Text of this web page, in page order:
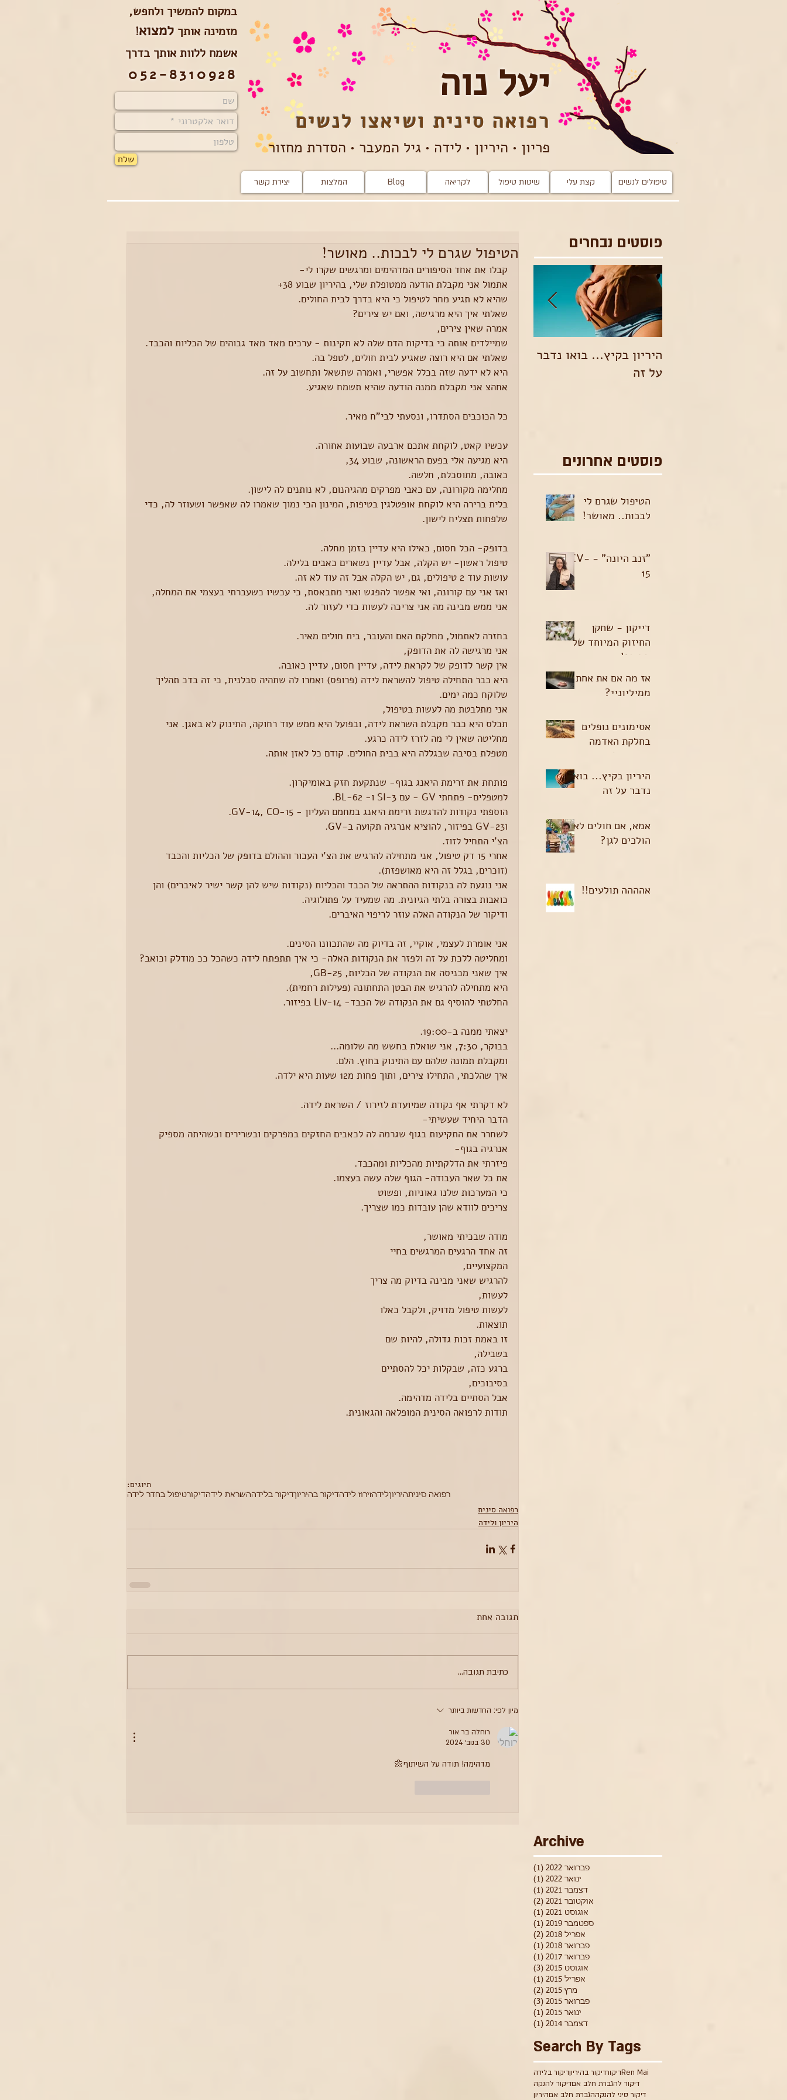
במקום להמשיך ולחפש,
מזמינה אותך למצוא!
אשמח ללוות אותך בדרך
052-8310928
שלח
יעל נוה
רפואה סינית ושיאצו​​ לנשים
פריון • היריון • לידה • גיל המעבר • הסדרת מחזור
יצירת קשר המלצות Blog לקריאה שיטות טיפול קצת עלי טיפולים לנשים
הטיפול שגרם לי לבכות.. מאושר!
קבלו את אחד הסיפורים המדהימים ומרגשים שקרו לי-
אתמול אני מקבלת הודעה ממטופלת שלי, בהיריון שבוע 38+
שהיא לא תגיע מחר לטיפול כי היא בדרך לבית החולים.
שאלתי איך היא מרגישה, ואם יש צירים?
אמרה שאין צירים,
שמיילדים אותה כי בדיקות הדם שלה לא תקינות - ערכים מאד מאד גבוהים של הכליות והכבד.
שאלתי אם היא רוצה שאגיע לבית חולים, לטפל בה.
היא לא ידעה שזה בכלל אפשרי, ואמרה שתשאל ותחשוב על זה.
אחהצ אני מקבלת ממנה הודעה שהיא תשמח שאגיע.
כל הכוכבים הסתדרו, ונסעתי לבי"ח מאיר.
עכשיו קאט, לוקחת אתכם ארבעה שבועות אחורה.
היא מגיעה אלי בפעם הראשונה, שבוע 34,
כאובה, מתוסכלת, חלשה.
מחלימה מקורונה, עם כאבי מפרקים מהגיהנום, לא נותנים לה לישון.
בלית ברירה היא לוקחת אופטלגין בטיפות, המינון הכי נמוך שאמרו לה שאפשר ושעוזר לה, כדי
שלפחות תצליח לישון.
בדופק- הכל חסום, כאילו היא עדיין בזמן מחלה.
טיפול ראשון- יש הקלה, אבל עדיין נשארים כאבים בלילה.
עושות עוד 2 טיפולים, גם, יש הקלה אבל זה עוד לא זה.
ואז אני עם קורונה, ואי אפשר להפגש ואני מתבאסת, כי עכשיו כשעברתי בעצמי את המחלה,
אני ממש מבינה מה אני צריכה לעשות כדי לעזור לה.
בחזרה לאתמול, מחלקת האם והעובר, בית חולים מאיר.
אני מרגישה לה את הדופק,
אין קשר לדופק של לקראת לידה, עדיין חסום, עדיין כאובה.
היא כבר התחילה טיפול להשראת לידה (פרופס) ואמרו לה שתהיה סבלנית, כי זה בדכ תהליך
שלוקח כמה ימים.
אני מתלבטת מה לעשות בטיפול,
תכלס היא כבר מקבלת השראת לידה, ובפועל היא ממש עוד רחוקה, התינוק לא באגן. אני
מחליטה שאין לי מה לזרז לידה כרגע.
מטפלת בסיבה שבגללה היא בבית החולים. קודם כל לאזן אותה.
פותחת את זרימת היאנג בגוף- שנתקעת חזק באומיקרון.
למטפלים- פתחתי GV - עם SI-3 ו- BL-62.
הוספתי נקודות להדגשת זרימת היאנג במחמם העליון - GV-14, CO-15.
וGV-23 בפיזור, להוציא אנרגיה תקועה ב-GV.
הצ'י התחיל לזוז.
אחרי 15 דק טיפול, אני מתחילה להרגיש את הצ'י העכור וההולם בדופק של הכליות והכבד
(זוכרים, בגלל זה היא מאושפזת).
אני נוגעת לה בנקודות ההתראה של הכבד והכליות (נקודות שיש להן קשר ישיר לאיברים) והן
כואבות בצורה בלתי הגיונית. מה שמעיד על פתולוגיה.
ודיקור של הנקודה האלה עוזר לריפוי האיברים.
אני אומרת לעצמי, אוקיי, זה בדיוק מה שהתכוונו הסינים.
ומחליטה ללכת על זה ולפזר את הנקודות האלה- כי איך תתפתח לידה כשהכל ככ מודלק וכואב?
איך שאני מכניסה את הנקודה של הכליות, GB-25,
היא מתחילה להרגיש את הבטן התחתונה (פעילות רחמית).
החלטתי להוסיף גם את הנקודה של הכבד- Liv-14 בפיזור.
יצאתי ממנה ב-19:00.
בבוקר, 7:30, אני שואלת בחשש מה שלומה...
ומקבלת תמונה שלהם עם התינוק בחוץ. הלם.
איך שהלכתי, התחילו צירים, ותוך פחות מ12 שעות היא ילדה.
לא דקרתי אף נקודה שמיועדת לזירוז / השראת לידה.
הדבר היחיד שעשיתי-
לשחרר את התקיעות בגוף שגרמה לה לכאבים החזקים במפרקים ובשרירים וכשהיתה מספיק
אנרגיה בגוף-
פיזרתי את הדלקתיות מהכליות ומהכבד.
את כל שאר העבודה- הגוף שלה עשה בעצמו.
כי המערכות שלנו גאוניות, ופשוט
צריכים לוודא שהן עובדות כמו שצריך.
מודה שבכיתי מאושר,
זה אחד הרגעים המרגשים בחיי
המקצועיים,
להרגיש שאני מבינה בדיוק מה צריך
לעשות,
לעשות טיפול מדויק, ולקבל כאלו
תוצאות.
זו באמת זכות גדולה, להיות שם
בשבילה,
ברגע כזה, שבקלות יכל להסתיים
בסיבוכים,
אבל הסתיים בלידה מדהימה.
תודות לרפואה הסינית המופלאה והגאונית.
תיוגים:
רפואה סיניתהיריוןלידהזירוז לידהדיקור בהיריוןדיקור בלידההשראת לידהדיקורטיפול בחדר לידה
רפואה סינית
היריון ולידה
תגובה אחת
כתיבת תגובה...
מיון לפי: החדשות ביותר
רוחלה בר אור
30 בנוב׳ 2024
מדהימה! תודה על השיתוף🌼
פוסטים נבחרים
היריון בקיץ... בואו נדבר
על זה
אמא, אם חולים לא
הולכים לגן?
חמציצים הם החיים!
פוסטים אחרונים
הטיפול שגרם לי
לבכות.. מאושר!
"זנב היונה" - CV-
15
דייקון - שחקן
החיזוק המיוחד של
החורף!
אז מה אם את אחת
ממיליוניי?
אסימונים נופלים
בחלקת האדמה
הקטנה שלי
היריון בקיץ... בואו
נדבר על זה
אמא, אם חולים לא
הולכים לגן?
אהההה תולעים!!
Archive
פברואר 2022 (1)
ינואר 2022
(1)
דצמבר 2021
(1)
אוקטובר 2021
(2)
אוגוסט 2021
(1)
ספטמבר 2019
(1)
אפריל 2018
(2)
פברואר 2018
(1)
פברואר 2017
(1)
אוגוסט 2015
(3)
אפריל 2015
(1)
מרץ 2015
(2)
פברואר 2015
(3)
ינואר 2015
(1)
דצמבר 2014
(1)
Search By Tags
Ren Maiדיקורדיקור בהיריוןדיקור בלידה
דיקור להגברת חלב אםדיקור להנקה
דיקור סיני להנקההגברת חלב אםהיריון